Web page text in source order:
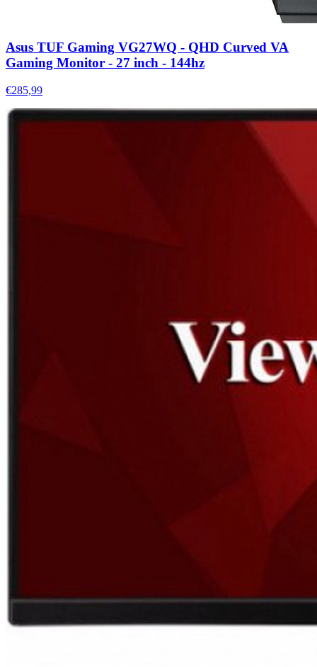
Asus TUF Gaming VG27WQ - QHD Curved VA
Gaming Monitor - 27 inch - 144hz
€285,99